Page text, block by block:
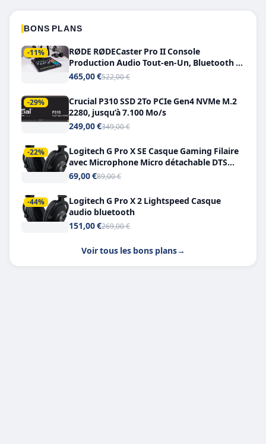
BONS PLANS
-11%
RØDE RØDECaster Pro II Console
Production Audio Tout-en-Un, Bluetooth et
Double USB-C
465,00 €522,00 €
-29%
Crucial P310 SSD 2To PCIe Gen4 NVMe M.2
2280, jusqu’à 7.100 Mo/s
249,00 €349,00 €
-22%
Logitech G Pro X SE Casque Gaming Filaire
avec Microphone Micro détachable DTS
Headphone X 7.1
69,00 €89,00 €
-44%
Logitech G Pro X 2 Lightspeed Casque
audio bluetooth
151,00 €269,00 €
Voir tous les bons plans→